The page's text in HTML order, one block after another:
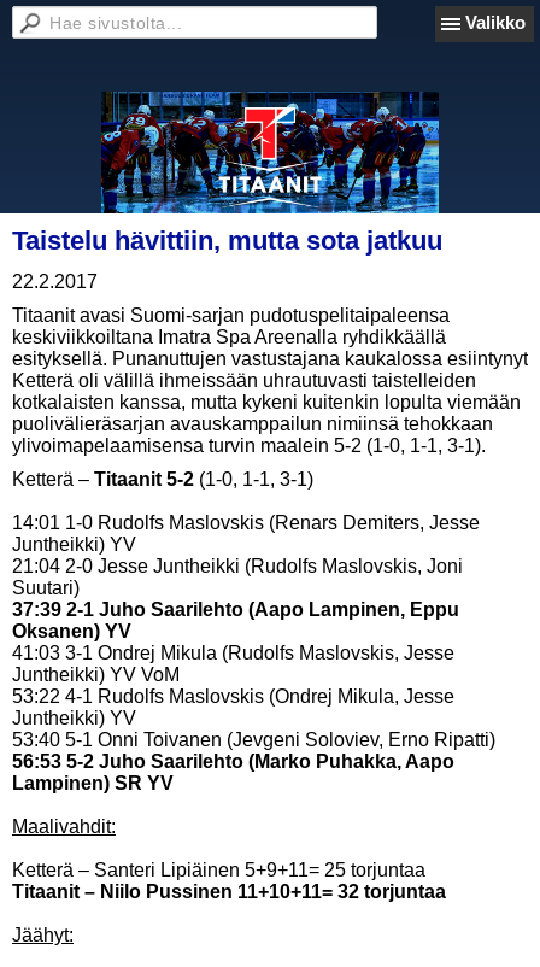
Valikko
Taistelu hävittiin, mutta sota jatkuu
22.2.2017
Titaanit avasi Suomi-sarjan pudotuspelitaipaleensa
keskiviikkoiltana Imatra Spa Areenalla ryhdikkäällä
esityksellä. Punanuttujen vastustajana kaukalossa esiintynyt
Ketterä oli välillä ihmeissään uhrautuvasti taistelleiden
kotkalaisten kanssa, mutta kykeni kuitenkin lopulta viemään
puolivälieräsarjan avauskamppailun nimiinsä tehokkaan
ylivoimapelaamisensa turvin maalein 5-2 (1-0, 1-1, 3-1).
Ketterä – Titaanit 5-2 (1-0, 1-1, 3-1)
14:01 1-0 Rudolfs Maslovskis (Renars Demiters, Jesse
Juntheikki) YV
21:04 2-0 Jesse Juntheikki (Rudolfs Maslovskis, Joni
Suutari)
37:39 2-1 Juho Saarilehto (Aapo Lampinen, Eppu
Oksanen) YV
41:03 3-1 Ondrej Mikula (Rudolfs Maslovskis, Jesse
Juntheikki) YV VoM
53:22 4-1 Rudolfs Maslovskis (Ondrej Mikula, Jesse
Juntheikki) YV
53:40 5-1 Onni Toivanen (Jevgeni Soloviev, Erno Ripatti)
56:53 5-2 Juho Saarilehto (Marko Puhakka, Aapo
Lampinen) SR YV
Maalivahdit:
Ketterä – Santeri Lipiäinen 5+9+11= 25 torjuntaa
Titaanit – Niilo Pussinen 11+10+11= 32 torjuntaa
Jäähyt: